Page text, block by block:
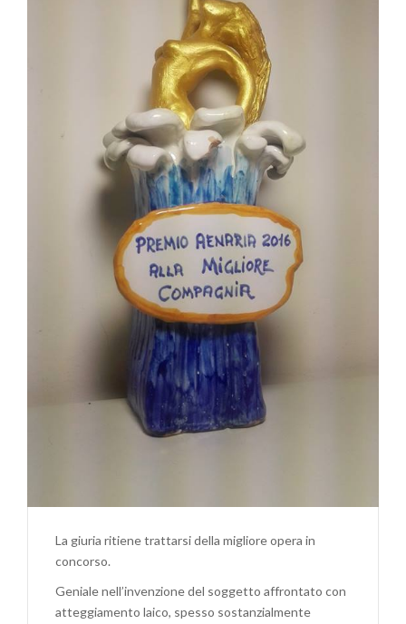
La giuria ritiene trattarsi della migliore opera in
concorso.
Geniale nell’invenzione del soggetto affrontato con
atteggiamento laico, spesso sostanzialmente